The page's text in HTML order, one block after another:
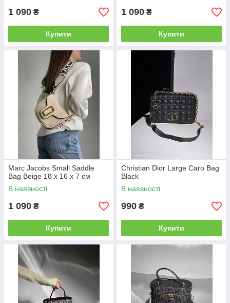
1 090 ₴
Купити
1 090 ₴
Купити
Marc Jacobs Small Saddle
Bag Beige 18 х 16 х 7 см
В наявності
1 090 ₴
Купити
Christian Dior Large Caro Bag
Black
В наявності
990 ₴
Купити